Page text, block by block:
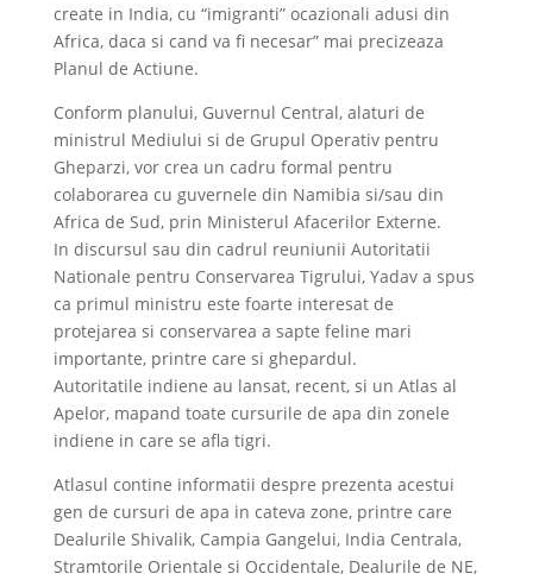
create in India, cu “imigranti” ocazionali adusi din
Africa, daca si cand va fi necesar” mai precizeaza
Planul de Actiune.
Conform planului, Guvernul Central, alaturi de
ministrul Mediului si de Grupul Operativ pentru
Gheparzi, vor crea un cadru formal pentru
colaborarea cu guvernele din Namibia si/sau din
Africa de Sud, prin Ministerul Afacerilor Externe.
In discursul sau din cadrul reuniunii Autoritatii
Nationale pentru Conservarea Tigrului, Yadav a spus
ca primul ministru este foarte interesat de
protejarea si conservarea a sapte feline mari
importante, printre care si ghepardul.
Autoritatile indiene au lansat, recent, si un Atlas al
Apelor, mapand toate cursurile de apa din zonele
indiene in care se afla tigri.
Atlasul contine informatii despre prezenta acestui
gen de cursuri de apa in cateva zone, printre care
Dealurile Shivalik, Campia Gangelui, India Centrala,
Stramtorile Orientale si Occidentale, Dealurile de NE,